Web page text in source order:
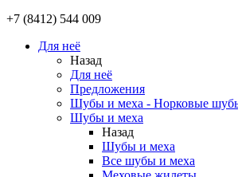
+7 (8412) 544 009
Для неё
Назад
Для неё
Предложения
Шубы и меха - Норковые
Шубы и меха
Назад
Шубы и меха
Все шубы и меха